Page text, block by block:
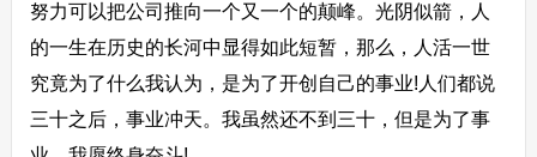
努力可以把公司推向一个又一个的颠峰。光阴似箭，人
的一生在历史的长河中显得如此短暂，那么，人活一世
究竟为了什么我认为，是为了开创自己的事业!人们都说
三十之后，事业冲天。我虽然还不到三十，但是为了事